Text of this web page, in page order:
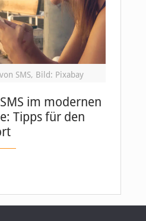
SMS, Bild: Pixabay
im modernen
Tipps für den